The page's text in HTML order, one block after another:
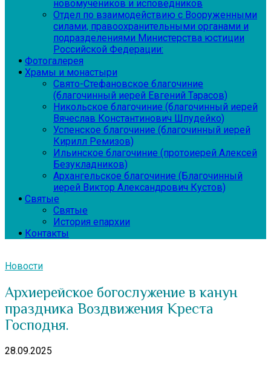
новомучеников и исповедников
Отдел по взаимодействию с Вооруженными
силами, правоохранительными органами и
подразделениями Министерства юстиции
Российской Федерации:
Фотогалерея
Храмы и монастыри
Свято-Стефановское благочиние
(благочинный иерей Евгений Тарасов)
Никольское благочиние (благочинный иерей
Вячеслав Константинович Шпудейко)
Успенское благочиние (благочинный иерей
Кирилл Ремизов)
Ильинское благочиние (протоиерей Алексей
Безукладников)
Архангельское благочиние (Благочинный
иерей Виктор Александрович Кустов)
Святые
Святые
История епархии
Контакты
Новости
Архиерейское богослужение в канун
праздника Воздвижения Креста
Господня.
28.09.2025